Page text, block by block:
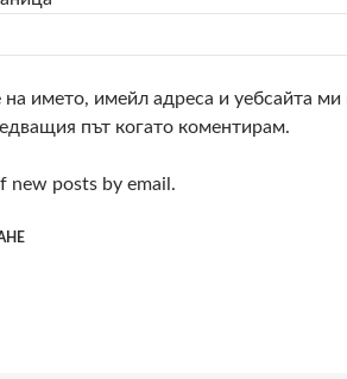
на името, имейл адреса и уебсайта ми
път когато коментирам.
new posts by email.